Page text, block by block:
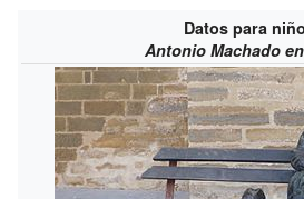
Datos para
Antonio Machado